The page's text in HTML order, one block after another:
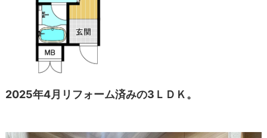
2025年4月リフォーム済みの3ＬＤＫ。